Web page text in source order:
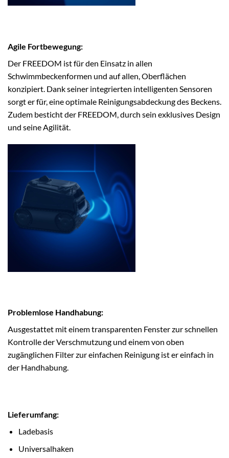
Agile Fortbewegung:
Der FREEDOM ist für den Einsatz in allen
Schwimmbeckenformen und auf allen, Oberflächen
konzipiert. Dank seiner integrierten intelligenten Sensoren
sorgt er für, eine optimale Reinigungsabdeckung des Beckens.
Zudem besticht der FREEDOM, durch sein exklusives Design
und seine Agilität.
Problemlose Handhabung:
Ausgestattet mit einem transparenten Fenster zur schnellen
Kontrolle der Verschmutzung und einem von oben
zugänglichen Filter zur einfachen Reinigung ist er einfach in
der Handhabung.
Lieferumfang:
Ladebasis
Universalhaken